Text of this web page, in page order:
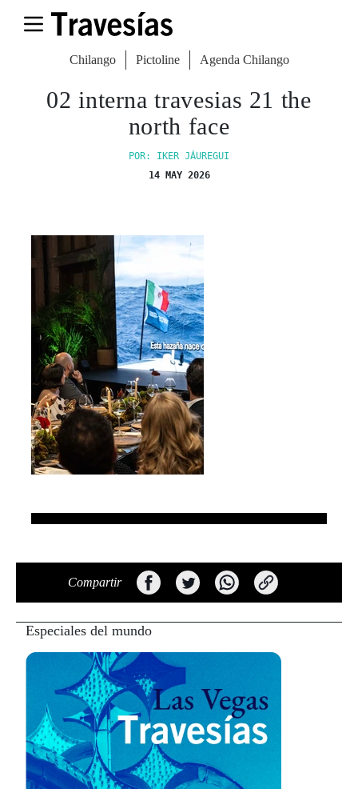
Chilango Pictoline Agenda Chilango
02 interna travesias 21 the
north face
POR: IKER JÁUREGUI
14 MAY 2026
Compartir
Especiales del mundo